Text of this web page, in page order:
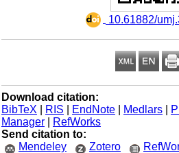
10.61882/
Download citation:
BibTeX
| RIS |EndNote |Medlars |
Manager
|RefWorks
Send citation to:
Mendeley
Zotero